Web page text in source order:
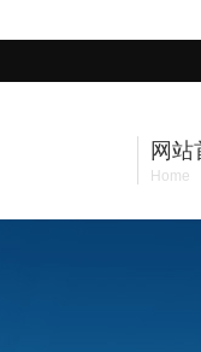
网站
Home